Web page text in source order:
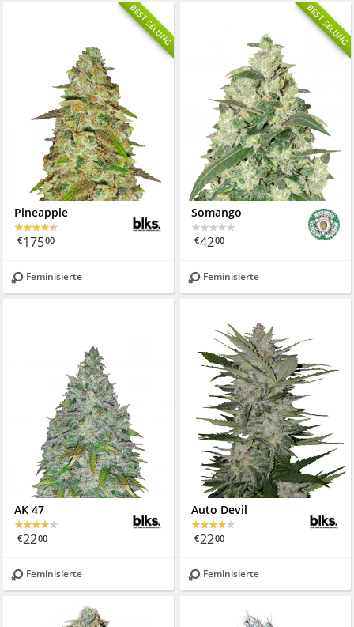
BEST SELLING
Pineapple
€17500
Feminisierte
BEST SELLING
Somango
€4200
Feminisierte
AK 47
€2200
Feminisierte
Auto Devil
€2200
Feminisierte